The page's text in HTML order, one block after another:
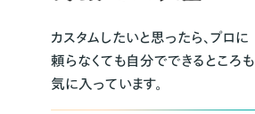
カスタムしたいと思ったら、プロに
頼らなくても自分でできるところも
気に入っています。